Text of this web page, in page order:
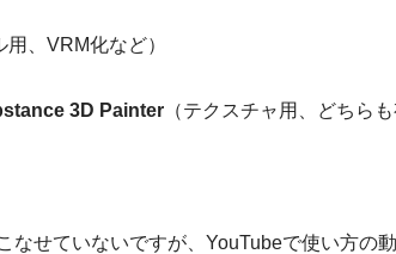
用、VRM化など）
3D Painter （テクスチャ用、どちらも
なせていないですが、YouTubeで使い方の